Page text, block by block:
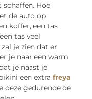
Hoe
de auto op
koffer, een tas
tas veel
je zien dat er
je naar een warm
je naast je
een extra freya
deze gedurende de